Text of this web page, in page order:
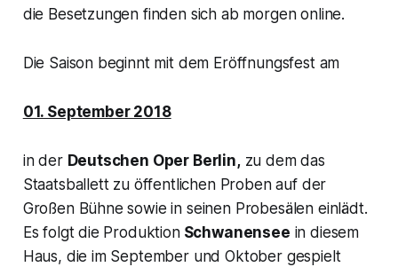
die Besetzungen finden sich ab morgen online.
Die Saison beginnt mit dem Eröffnungsfest am
01. September 2018
in der Deutschen Oper Berlin,zu dem das
Staatsballett zu öffentlichen Proben auf der
Großen Bühne sowie in seinen Probesälen einlädt.
Es folgt die ProduktionSchwanensee in diesem
Haus, die im September und Oktober gespielt